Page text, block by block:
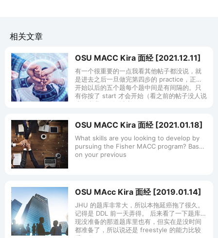
相关文章
OSU MACC Kira 面经 [2021.12.11]
有一个很重要的一点我看其他帖子都没说，就
是进去之后一旦做完第四步的 practice，正式
开始以后的五个题每个题中间是有间隔的。只
有你按了 start 才会开始（看之前的帖子没人说
这一点我开始还以为一
OSU MACC Kira 面经 [2021.01.18]
What skills are you looking to develop by
pursuing the Fisher MACC program? Based
on your previous
OSU MAcc Kira 面经 [2019.01.14]
JHU 的题库非常大，所以本拖延癌拖了很久。
记得是 DDL 前一天弄得。 后来看了一下题库发
现没准备的那道题库里也有，但实在是没时间
都准备了，所以说还是 freestyle 的能力比较